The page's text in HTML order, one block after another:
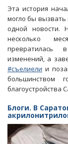
Эта история
могло бы вызвать
одной новости.
несколько
превратилась
изменений, а
#съелиели и
большинством
благоустройства
Блоги. В